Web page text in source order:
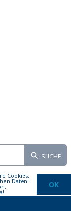
SUCHE
Cookies.
Daten! OK